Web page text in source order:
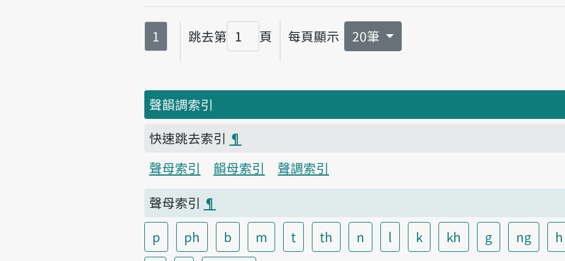
第
1 跳去第
頁碼
頁 每頁顯示 20筆
聲韻調索引
快速跳去索引 ¶
聲母索引
韻母索引
聲調索引
聲母索引 ¶
p
ph b m t th n l k kh g ng h